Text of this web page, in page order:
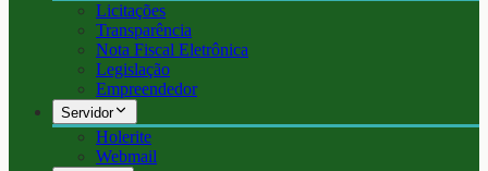
Licitações
Transparência
Nota Fiscal Eletrônica
Legislação
Empreendedor
Servidor
Holerite
Webmail